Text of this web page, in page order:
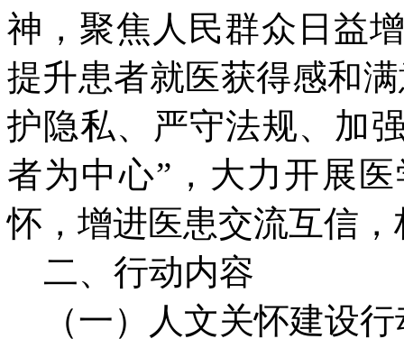
神，聚焦人民群众日益
提升患者就医获得感和
护隐私、严守法规、加
者为中心”，大力开展
怀，增进医患交流互信
二、行动内容
（一）人文关怀建设行